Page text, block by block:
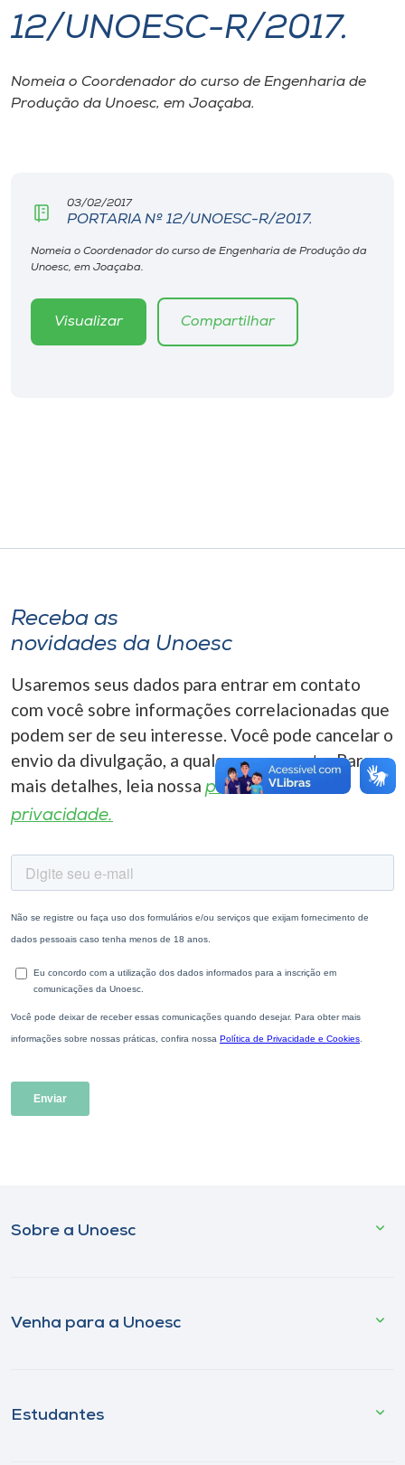
I.nova
Diplomados
CPA
Biblioteca
Editora
A-
12/UNOESC-R/2017.
Nomeia o Coordenador do curso de Engenharia de
Produção da Unoesc, em Joaçaba.
03/02/2017
PORTARIA Nº 12/UNOESC-R/2017.
Nomeia o Coordenador do curso de Engenharia de Produção da
Unoesc, em Joaçaba.
Visualizar Compartilhar
Receba as
novidades da Unoesc
Usaremos seus dados para entrar em contato
com você sobre informações correlacionadas que
podem ser de seu interesse. Você pode cancelar o
envio da divulgação, a qualquer momento. Para
mais detalhes, leia nossa política de
privacidade.
Sobre a Unoesc
Venha para a Unoesc
Estudantes